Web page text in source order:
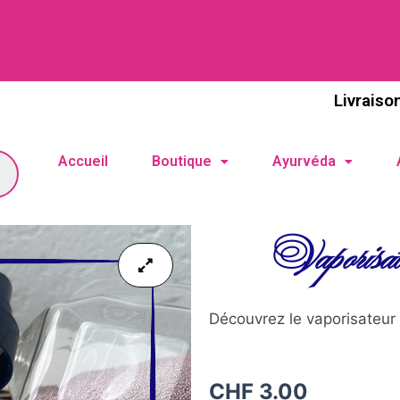
Accueil Boutique Ayurvéda
Découvrez le
CHF 3.00